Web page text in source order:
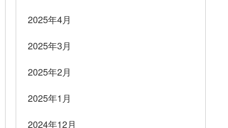
2025年4月
2025年3月
2025年2月
2025年1月
2024年12月